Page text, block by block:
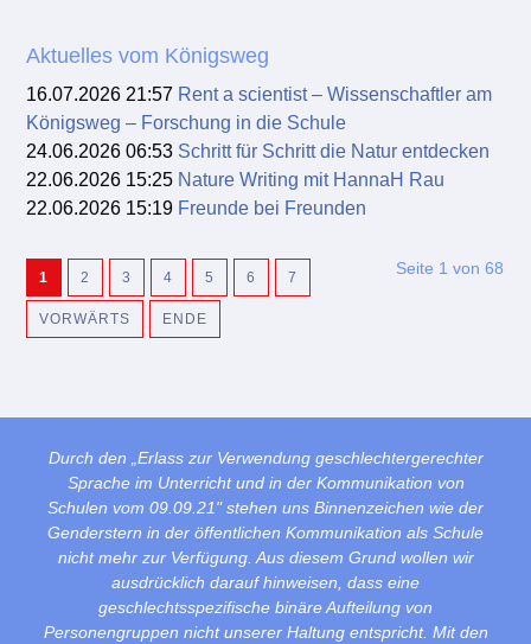
Aktuelles vom Königsweg
16.07.2026 21:57 Rent a scientist – Wissenschaftler am
Königsweg – Forschung in die Schule
24.06.2026 06:53 Schritt für Schritt die Natur entdecken
22.06.2026 15:25 Nature Writing mit HannaH Rau
22.06.2026 15:19 Freunde bei Freunden
Seite 1 von 68
1 2 3 4 5 6 7
VORWÄRTS ENDE
Durch den „Erlass zur Verwendung geschlechtergerechter
Sprache im Unterricht und in der Kommunikation von
Schulen vom 09.09.21" stehen uns Binnenzeichen wie der
Genderstern in der öffentlichen Kommunikation als Schule
nicht mehr zur Verfügung. Aus diesem Grund wollen wir
ausdrücklich darauf hinweisen, dass eine
geschlechtsspezifische binäre Aufteilung von
Personengruppen nicht unserer Haltung entspricht. Mit den